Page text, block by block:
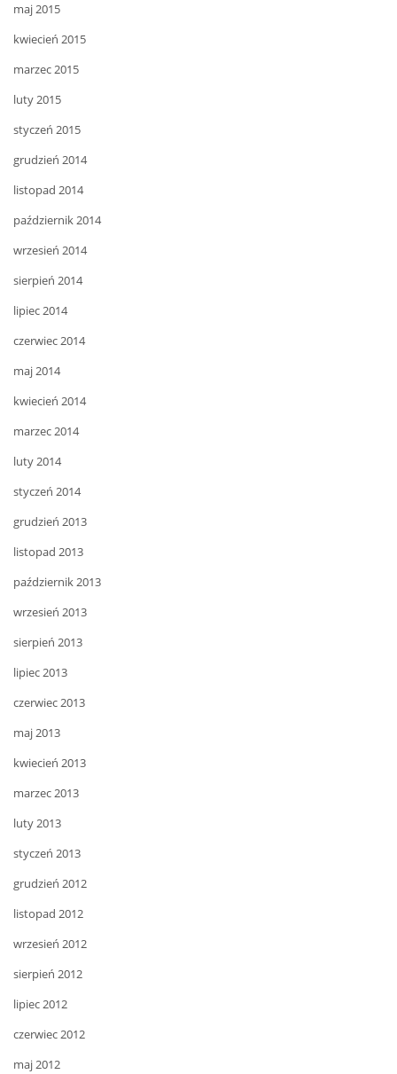
maj 2015
kwiecień 2015
marzec 2015
luty 2015
styczeń 2015
grudzień 2014
listopad 2014
październik 2014
wrzesień 2014
sierpień 2014
lipiec 2014
czerwiec 2014
maj 2014
kwiecień 2014
marzec 2014
luty 2014
styczeń 2014
grudzień 2013
listopad 2013
październik 2013
wrzesień 2013
sierpień 2013
lipiec 2013
czerwiec 2013
maj 2013
kwiecień 2013
marzec 2013
luty 2013
styczeń 2013
grudzień 2012
listopad 2012
wrzesień 2012
sierpień 2012
lipiec 2012
czerwiec 2012
maj 2012